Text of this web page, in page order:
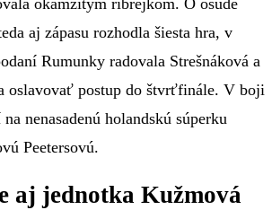
aj zápasu rozhodla šiesta hra, v
Rumunky radovala Strešnáková a
oslavovať postup do štvrťfinále. V boji
nenasadenú holandskú súperku
Peetersovú.
aj jednotka Kužmová